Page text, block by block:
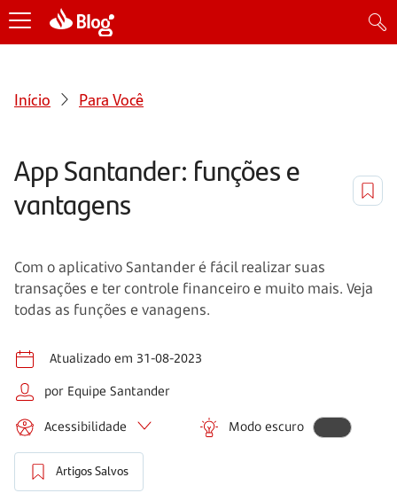
Início Para Você
App Santander: funções e
vantagens
Com o aplicativo Santander é fácil realizar suas
transações e ter controle financeiro e muito mais. Veja
todas as funções e vanagens.
Atualizado em 31-08-2023
por Equipe Santander
Acessibilidade Modo escuro
Artigos Salvos